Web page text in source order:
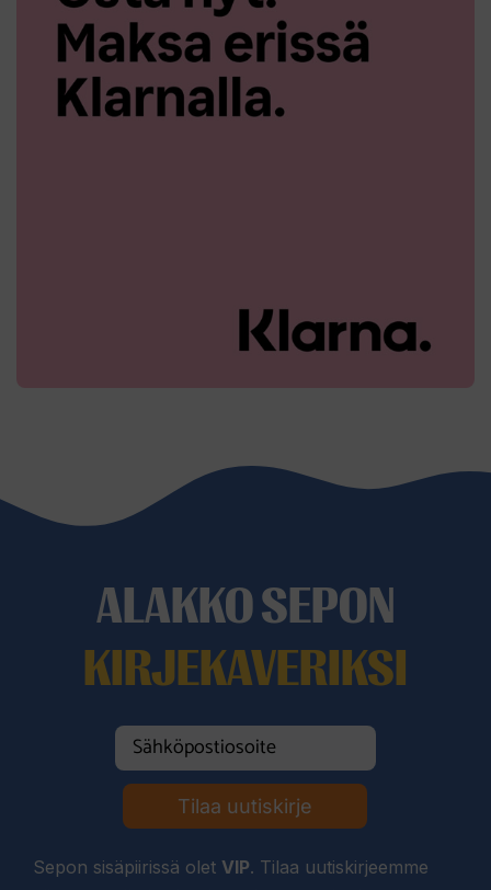
ALAKKO SEPON
KIRJEKAVERIKSI
Tilaa uutiskirje
Sepon sisäpiirissä olet VIP. Tilaa uutiskirjeemme